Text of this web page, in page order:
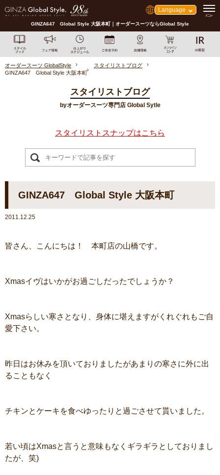
Language
GINZA647 Global Style 大阪本町｜オーダースーツならGlobal Style
オーダースーツ GlobalStyle
スタイリストブログ
GINZA647 Global Style 大阪本町
スタイリストブログ
byオーダースーツ専門店 Global Sytle
スタイリストスナップはこちら
GINZA647 Global Style 大阪本町
2011.12.25
皆さん、こんにちは！ 本町店の山橋です。
Xmasイヴはいかがお過ごしだったでしょうか？
Xmasらしい寒さとなり、身体に堪えますがくれぐれもご自
愛下さい。
昨日はお休みを頂いておりましたがあまりの寒さに外に出
ることもなく
チキンとケーキを食べゆったりと過ごさせて貰いました。
若い頃はXmasと言うと意味もなくギラギラとしておりまし
たが、笑)